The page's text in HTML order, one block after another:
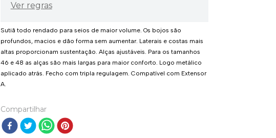
Ver regras
Sutiã todo rendado para seios de maior volume. Os bojos são
profundos, macios e dão forma sem aumentar. Laterais e costas mais
altas proporcionam sustentação. Alças ajustáveis. Para os tamanhos
46 e 48 as alças são mais largas para maior conforto. Logo metálico
aplicado atrás. Fecho com tripla regulagem. Compatível com Extensor
A.
Compartilhar